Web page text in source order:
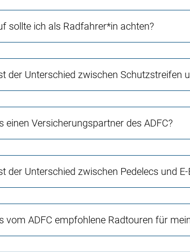
sollte ich als Radfahrer*in achten?
der Unterschied zwischen Schutzstreifen
einen Versicherungspartner des ADFC?
der Unterschied zwischen Pedelecs und E-
vom ADFC empfohlene Radtouren für